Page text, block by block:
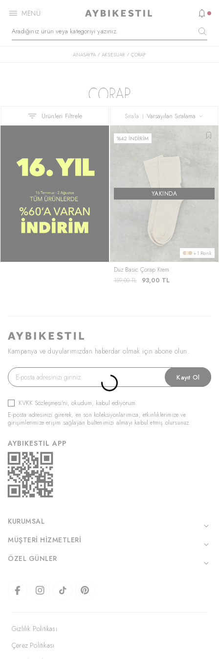
MENÜ
ANASAYFA / AKSESUAR / ÇORAP
Ürünleri Filtrele Sırala
Yeni Ürün
YAKINDA
%42 İNDİRİM
+1 Renk
Düz Basic Çorap Krem
159,00TL 93,00 TL
Kampanya ve duyularımızdan haberdar olmak için abone olun.
Kayıt Ol
KVKK Sözleşmesi'ni, okudum, kabul ediyorum.
E-posta adresinizi girerek, en son koleksiyonlarımıza, etkinliklerimize ve
girişimlerimize erişim sağlayan bültenimizi almayı kabul etmiş olursunuz.
AYBIKESTIL APP
KURUMSAL
MÜŞTERI HIZMETLERI
ÖZEL GÜNLER
Gizlilik Politikası
Çerez Politikası